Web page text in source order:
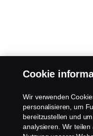
Cookie
Wir verwenden
personalisieren, um
bereitzustellen und
analysieren. Wir